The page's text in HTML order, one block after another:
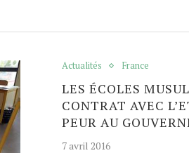
Actualités France
LES ÉCOLES
CONTRAT AVEC
PEUR AU
7 avril 2016